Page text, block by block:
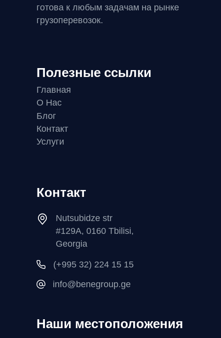
готова к любым задачам на рынке
грузоперевозок.
Полезные ссылки
Главная
О Нас
Блог
Контакт
Услуги
Контакт
Nutsubidze str
#129A, 0160 Tbilisi,
Georgia
(+995 32) 224 15 15
info@benegroup.ge
Наши местоположения